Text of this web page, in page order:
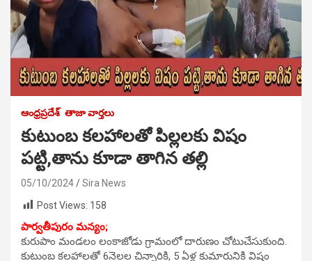
ఆంధ్రప్రదేశ్ తాజా వార్తలు
కుటుంబ కలహాలతో పిల్లలకు విషం
పట్టి,తాను కూడా తాగిన తల్లి
05/10/2024
Sira News
Post Views: 158
పార్వతీపురం మన్యం;
కురుపాం మండలం లంకాజోడు గ్రామంలో దారుణం చోటుచేసుకుంది.
కుటుంబ కలహాలతో 6నెలల చిన్నారికి, 5 ఏళ్ల కుమారునికి విషం